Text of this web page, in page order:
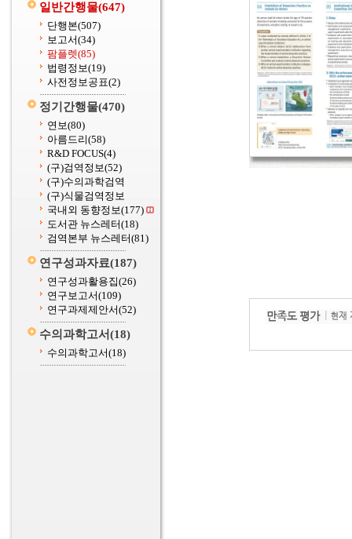
일반간행물(647)
단행본(507)
보고서(34)
팜플렛(85)
법령정보(19)
사전정보공표(2)
정기간행물(470)
연보(80)
아름드리(58)
R&D FOCUS(4)
(구)검역정보(52)
(구)수의과학검역
(구)식물검역정보
국내외 동향정보(177)
도서관 뉴스레터(18)
검역본부 뉴스레터(81)
연구성과자료(187)
연구성과활용집(26)
연구보고서(109)
연구과제제안서(52)
수의과학고서(18)
수의과학고서(18)